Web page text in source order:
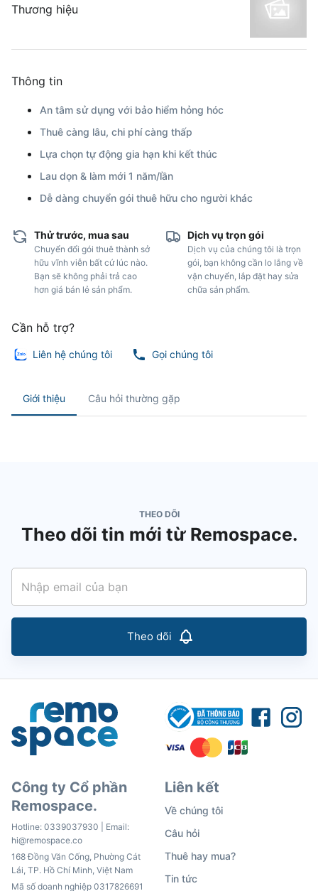
Thương hiệu
Thông tin
An tâm sử dụng với bảo hiểm hỏng hóc
Thuê càng lâu, chi phí càng thấp
Lựa chọn tự động gia hạn khi kết thúc
Lau dọn & làm mới 1 năm/lần
Dễ dàng chuyển gói thuê hữu cho người khác
Thử trước, mua sau
Chuyển đổi gói thuê thành sở
hữu vĩnh viễn bất cứ lúc nào.
Bạn sẽ không phải trả cao
hơn giá bán lẻ sản phẩm.
Dịch vụ trọn gói
Dịch vụ của chúng tôi là trọn
gói, bạn không cần lo lắng về
vận chuyển, lắp đặt hay sửa
chữa sản phẩm.
Cần hỗ trợ?
Liên hệ chúng tôi Gọi chúng tôi
Giới thiệu Câu hỏi thường gặp
THEO DÕI
Theo dõi tin mới từ Remospace.
Theo dõi
Công ty Cổ phần
Remospace.
Hotline: 0339037930 | Email:
hi@remospace.co
168 Đồng Văn Cống, Phường Cát
Lái, TP. Hồ Chí Minh, Việt Nam
Mã số doanh nghiệp 0317826691
Liên kết
Về chúng tôi
Câu hỏi
Thuê hay mua?
Tin tức